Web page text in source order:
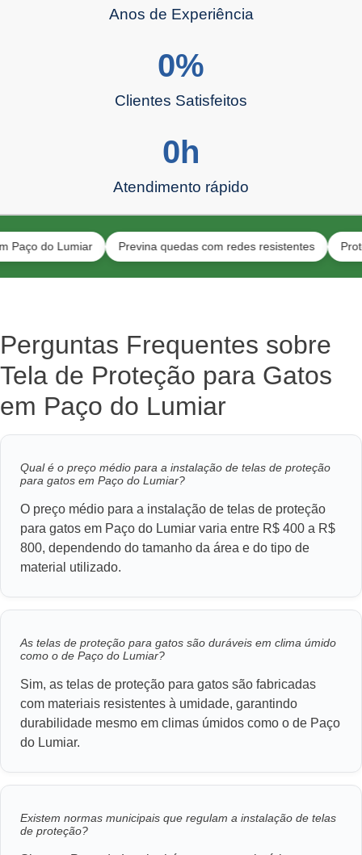
Anos de Experiência
Clientes Satisfeitos
0%
Atendimento rápido
0h
Lumiar Previna quedas com redes resistentes Proteção
Perguntas Frequentes sobre
Tela de Proteção para Gatos
em Paço do Lumiar
Qual é o preço médio para a instalação de telas de proteção
para gatos em Paço do Lumiar?
O preço médio para a instalação de telas de proteção
para gatos em Paço do Lumiar varia entre R$ 400 a R$
800, dependendo do tamanho da área e do tipo de
material utilizado.
As telas de proteção para gatos são duráveis em clima úmido
como o de Paço do Lumiar?
Sim, as telas de proteção para gatos são fabricadas
com materiais resistentes à umidade, garantindo
durabilidade mesmo em climas úmidos como o de Paço
do Lumiar.
Existem normas municipais que regulam a instalação de telas
de proteção?